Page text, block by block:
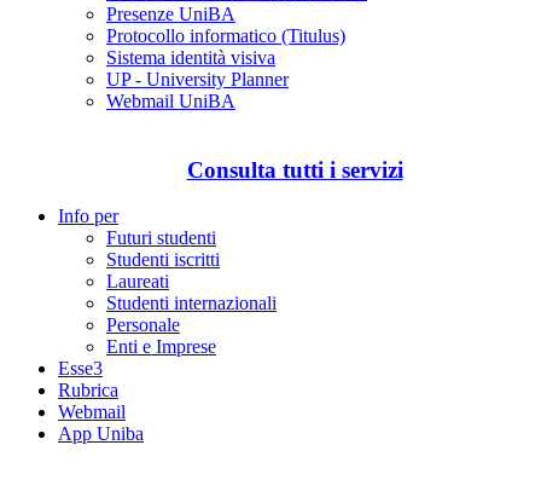
Presenze UniBA
Protocollo informatico (Titulus)
Sistema identità visiva
UP - University Planner
Webmail UniBA
Consulta tutti i servizi
Info per
Futuri studenti
Studenti iscritti
Laureati
Studenti internazionali
Personale
Enti e Imprese
Esse3
Rubrica
Webmail
App Uniba